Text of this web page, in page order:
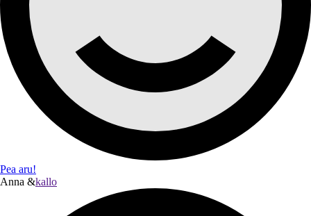
Pea aru!
Anna &kallo